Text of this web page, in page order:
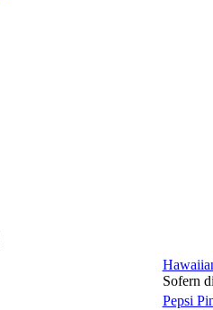
Sofern
Pepsi